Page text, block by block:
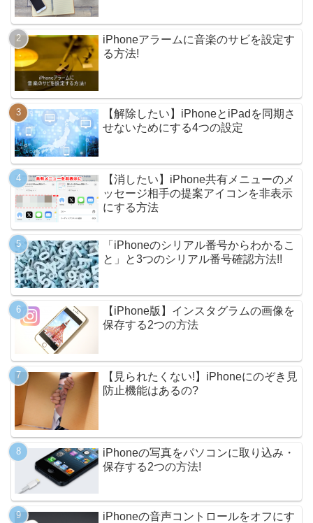
iPhoneアラームに音楽のサビを設定す
る方法!
【解除したい】iPhoneとiPadを同期さ
せないためにする4つの設定
【消したい】iPhone共有メニューのメ
ッセージ相手の提案アイコンを非表示
にする方法
「iPhoneのシリアル番号からわかるこ
と」と3つのシリアル番号確認方法!!
【iPhone版】インスタグラムの画像を
保存する2つの方法
【見られたくない!】iPhoneにのぞき見
防止機能はあるの?
iPhoneの写真をパソコンに取り込み・
保存する2つの方法!
iPhoneの音声コントロールをオフにす